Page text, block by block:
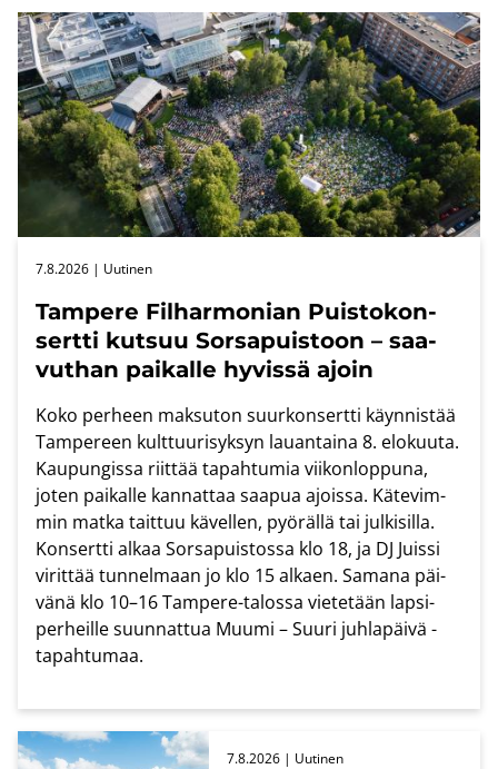
Tam­pe­re Fil­har­mo­nian Puis­to­kon­
sert­ti kut­suu Sors­a­puis­toon – saa­
vut­han pai­kal­le hy­vis­sä ajoin
7.8.2026 | Uu­ti­nen
Koko per­heen mak­su­ton suur­kon­sert­ti käyn­nis­tää
Tam­pe­reen kult­tuu­ri­syk­syn lau­an­tai­na 8. elo­kuu­ta.
Kau­pun­gis­sa riit­tää ta­pah­tu­mia vii­kon­lop­pu­na,
joten pai­kal­le kan­nat­taa saa­pua ajois­sa. Kä­te­vim­
min matka tait­tuu kä­vel­len, pyö­räl­lä tai jul­ki­sil­la.
Kon­sert­ti alkaa Sors­a­puis­tos­sa klo 18, ja DJ Juis­si
vi­rit­tää tun­nel­maan jo klo 15 al­kaen. Sa­ma­na päi­
vä­nä klo 10–16 Tampere-​​talossa vie­te­tään lap­si­
per­heil­le suun­nat­tua Muumi – Suuri juh­la­päi­vä -​
tapahtumaa.
7.8.2026 | Uu­ti­nen